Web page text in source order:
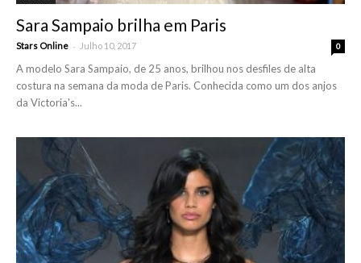
Sara Sampaio brilha em Paris
Stars Online - Julho 10, 2017 0
A modelo Sara Sampaio, de 25 anos, brilhou nos desfiles de alta
costura na semana da moda de Paris. Conhecida como um dos anjos
da Victoria's...